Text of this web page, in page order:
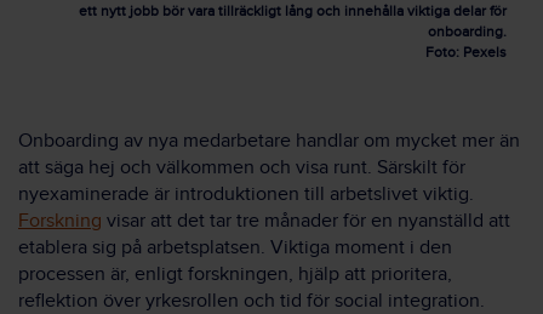
ett nytt jobb bör vara tillräckligt lång och innehålla viktiga delar för
onboarding.
Foto: Pexels
Onboarding av nya medarbetare handlar om mycket mer än
att säga hej och välkommen och visa runt. Särskilt för
nyexaminerade är introduktionen till arbetslivet viktig.
Forskning visar att det tar tre månader för en nyanställd att
etablera sig på arbetsplatsen. Viktiga moment i den
processen är, enligt forskningen, hjälp att prioritera,
reflektion över yrkesrollen och tid för social integration.